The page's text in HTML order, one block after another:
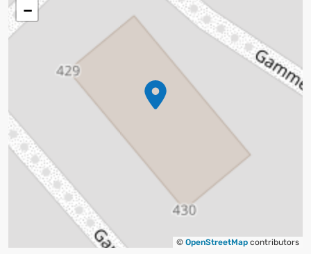
−
© OpenStreetMap contributors